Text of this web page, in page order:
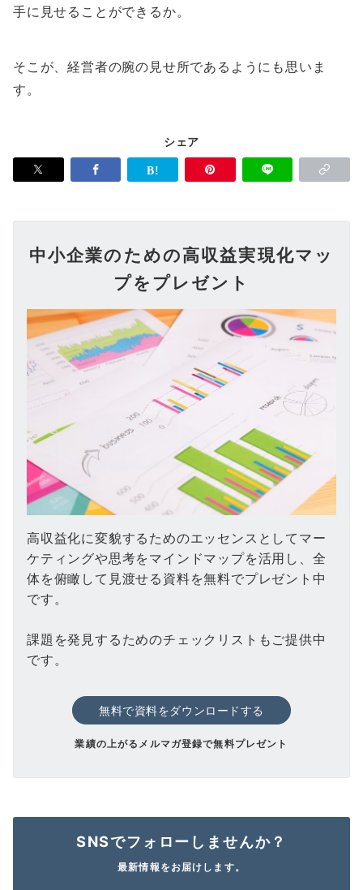
手に見せることができるか。
そこが、経営者の腕の見せ所であるようにも思いま
す。
シェア
中小企業のための高収益実現化マッ
プをプレゼント
高収益化に変貌するためのエッセンスとしてマー
ケティングや思考をマインドマップを活用し、全
体を俯瞰して見渡せる資料を無料でプレゼント中
です。
課題を発見するためのチェックリストもご提供中
です。
無料で資料をダウンロードする
業績の上がるメルマガ登録で無料プレゼント
SNSでフォローしませんか？
最新情報をお届けします。